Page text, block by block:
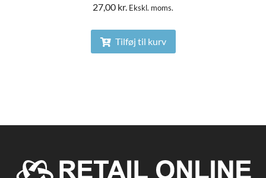
27,00 kr. Ekskl. moms.
Tilføj til kurv